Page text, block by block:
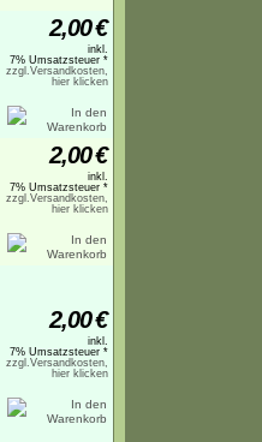
2,00€
inkl.
7% Umsatzsteuer *
zzgl.Versandkosten,
hier klicken
2,00€
inkl.
7% Umsatzsteuer *
zzgl.Versandkosten,
hier klicken
2,00€
inkl.
7% Umsatzsteuer *
zzgl.Versandkosten,
hier klicken